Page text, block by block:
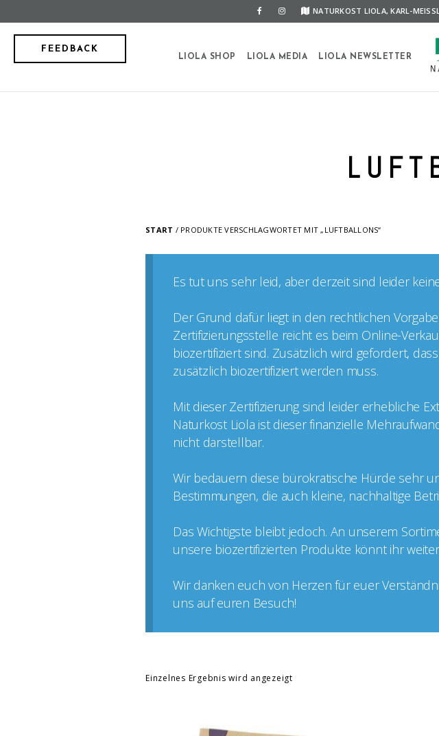
NATURKOST LIOLA, KARL-
FEEDBACK
LIOLA SHOP LIOLA MEDIA LIOLA NEWSLETTER
START / PRODUKTE VERSCHLAGWORTET MIT „LUFTBALLONS“
Es tut uns sehr leid, aber derzeit sind leider
Der Grund dafür liegt in den rechtlichen
Zertifizierungsstelle reicht es beim Online-
biozertifiziert sind. Zusätzlich wird gefordert,
zusätzlich biozertifiziert werden muss.
Mit dieser Zertifizierung sind leider erhebliche
Naturkost Liola ist dieser finanzielle
nicht darstellbar.
Wir bedauern diese bürokratische Hürde sehr
Bestimmungen, die auch kleine, nachhaltige
Das Wichtigste bleibt jedoch. An unserem
unsere biozertifizierten Produkte könnt ihr
Wir danken euch von Herzen für euer
uns auf euren Besuch!
Einzelnes Ergebnis wird angezeigt